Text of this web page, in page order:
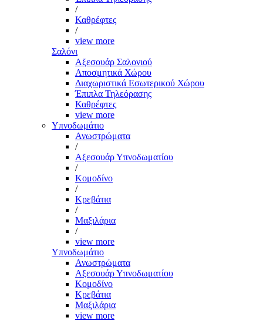
/
Καθρέφτες
/
view more
Σαλόνι
Αξεσουάρ Σαλονιού
Αποσμητικά Χώρου
Διαχωριστικά Εσωτερικού Χώρου
Έπιπλα Τηλεόρασης
Καθρέφτες
view more
Υπνοδωμάτιο
Ανωστρώματα
/
Αξεσουάρ Υπνοδωματίου
/
Κομοδίνο
/
Κρεβάτια
/
Μαξιλάρια
/
view more
Υπνοδωμάτιο
Ανωστρώματα
Αξεσουάρ Υπνοδωματίου
Κομοδίνο
Κρεβάτια
Μαξιλάρια
view more